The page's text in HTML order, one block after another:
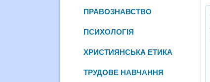
ПРАВОЗНАВСТВО
ПСИХОЛОГІЯ
ХРИСТИЯНСЬКА ЕТИКА
ТРУДОВЕ НАВЧАННЯ